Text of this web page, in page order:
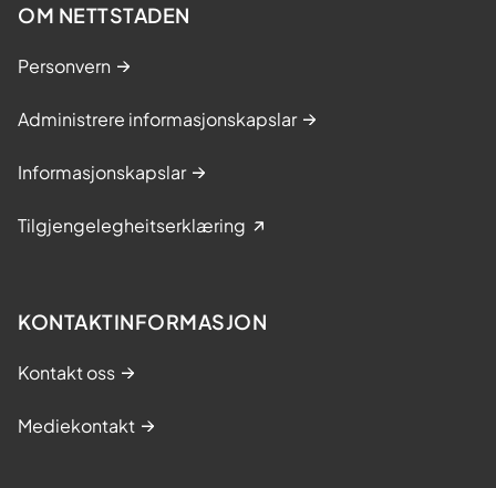
OM NETTSTADEN
Personvern
Administrere informasjonskapslar
Informasjonskapslar
Tilgjengelegheitserklæring
KONTAKTINFORMASJON
Kontakt oss
Mediekontakt